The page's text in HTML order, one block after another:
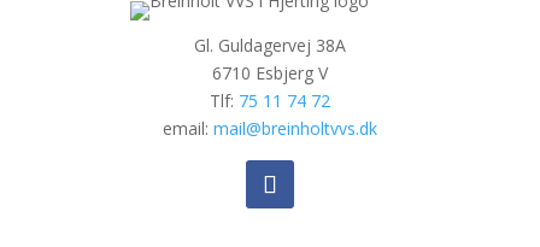
Gl. Guldagervej 38A
6710 Esbjerg V
Tlf: 75 11 74 72
email: mail@breinholtvvs.dk